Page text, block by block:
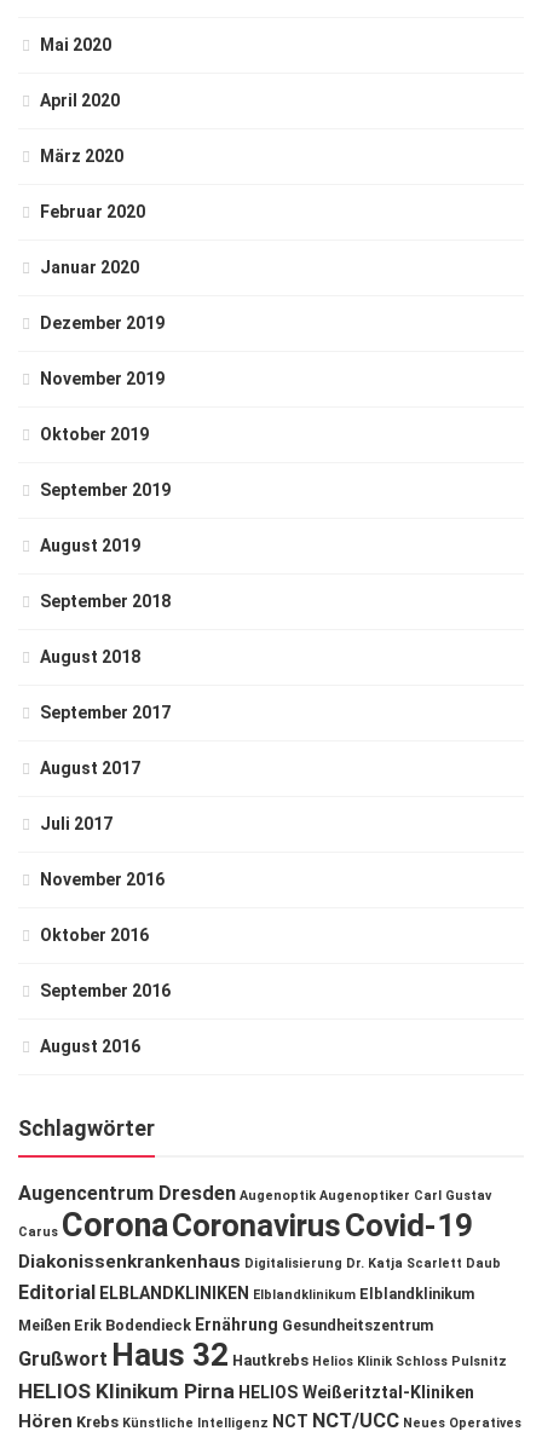
Mai 2020
April 2020
März 2020
Februar 2020
Januar 2020
Dezember 2019
November 2019
Oktober 2019
September 2019
August 2019
September 2018
August 2018
September 2017
August 2017
Juli 2017
November 2016
Oktober 2016
September 2016
August 2016
Schlagwörter
Augencentrum Dresden Augenoptik Augenoptiker Carl Gustav
Carus CoronaCoronavirusCovid-19
Diakonissenkrankenhaus Digitalisierung Dr. Katja Scarlett Daub
Editorial ELBLANDKLINIKEN Elblandklinikum Elblandklinikum
Meißen Erik Bodendieck Ernährung Gesundheitszentrum
Grußwort Haus 32 Hautkrebs Helios Klinik Schloss Pulsnitz
HELIOS Klinikum Pirna HELIOS Weißeritztal-Kliniken
Hören Krebs Künstliche Intelligenz NCT NCT/UCC Neues Operatives